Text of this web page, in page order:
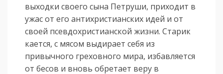
выходки своего сына Петруши, приходит в
ужас от его антихристианских идей и от
своей псевдохристианской жизни. Старик
кается, с мясом выдирает себя из
привычного греховного мира, избавляется
от бесов и вновь обретает веру в